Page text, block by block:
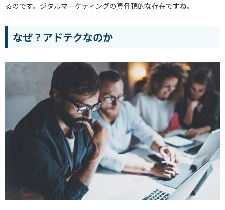
るのです。ジタルマーケティングの真骨頂的な存在ですね。
なぜ？アドテクなのか